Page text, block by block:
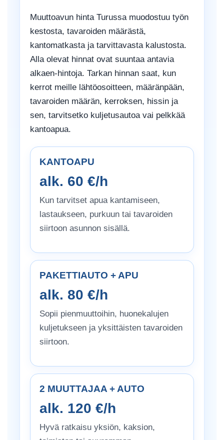
Muuttoavun hinta Turussa muodostuu työn
kestosta, tavaroiden määrästä,
kantomatkasta ja tarvittavasta kalustosta.
Alla olevat hinnat ovat suuntaa antavia
alkaen-hintoja. Tarkan hinnan saat, kun
kerrot meille lähtöosoitteen, määränpään,
tavaroiden määrän, kerroksen, hissin ja
sen, tarvitsetko kuljetusautoa vai pelkkää
kantoapua.
KANTOAPU
alk. 60 €/h
Kun tarvitset apua kantamiseen,
lastaukseen, purkuun tai tavaroiden
siirtoon asunnon sisällä.
PAKETTIAUTO + APU
alk. 80 €/h
Sopii pienmuuttoihin, huonekalujen
kuljetukseen ja yksittäisten tavaroiden
siirtoon.
2 MUUTTAJAA + AUTO
alk. 120 €/h
Hyvä ratkaisu yksiön, kaksion,